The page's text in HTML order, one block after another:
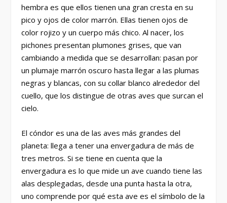
hembra es que ellos tienen una gran cresta en su
pico y ojos de color marrón. Ellas tienen ojos de
color rojizo y un cuerpo más chico. Al nacer, los
pichones presentan plumones grises, que van
cambiando a medida que se desarrollan: pasan por
un plumaje marrón oscuro hasta llegar a las plumas
negras y blancas, con su collar blanco alrededor del
cuello, que los distingue de otras aves que surcan el
cielo.
El cóndor es una de las aves más grandes del
planeta: llega a tener una envergadura de más de
tres metros. Si se tiene en cuenta que la
envergadura es lo que mide un ave cuando tiene las
alas desplegadas, desde una punta hasta la otra,
uno comprende por qué esta ave es el símbolo de la